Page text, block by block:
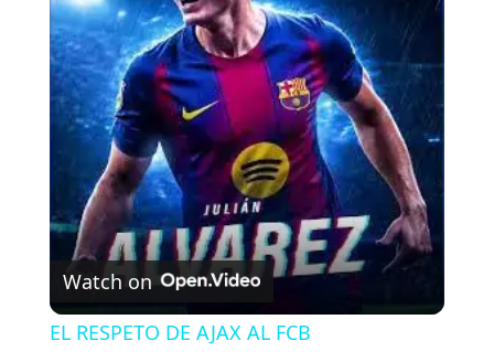
l
a
y
V
i
Watch on
EL RESPETO DE AJAX AL FCB